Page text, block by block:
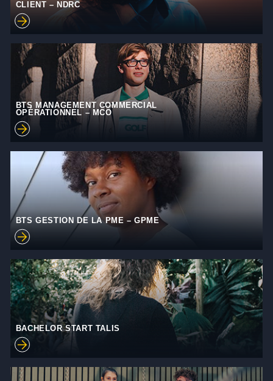
CLIENT – NDRC
BTS MANAGEMENT COMMERCIAL
OPÉRATIONNEL – MCO
BTS GESTION DE LA PME – GPME
BACHELOR START TALIS